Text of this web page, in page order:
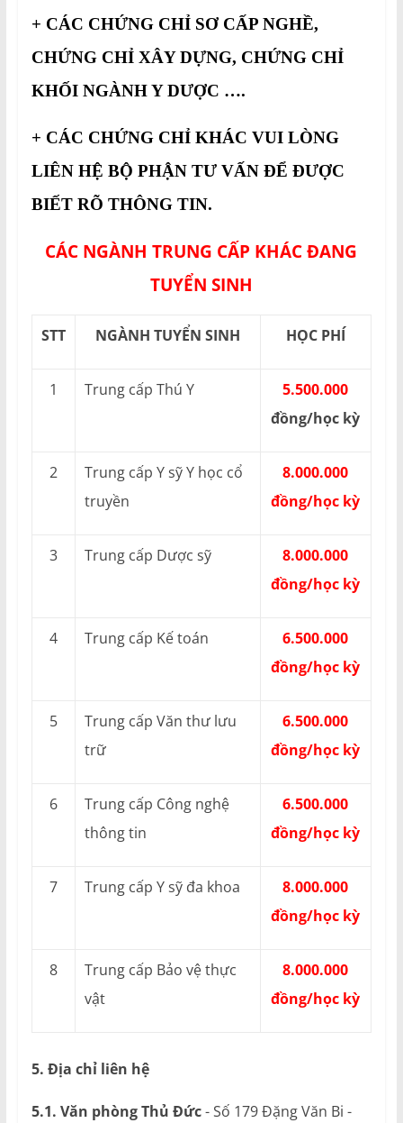
+ CÁC CHỨNG CHỈ SƠ CẤP NGHỀ,
CHỨNG CHỈ XÂY DỰNG, CHỨNG CHỈ
KHỐI NGÀNH Y DƯỢC ….
+ CÁC CHỨNG CHỈ KHÁC VUI LÒNG
LIÊN HỆ BỘ PHẬN TƯ VẤN ĐỂ ĐƯỢC
BIẾT RÕ THÔNG TIN.
CÁC NGÀNH TRUNG CẤP KHÁC ĐANG
TUYỂN SINH
STT NGÀNH TUYỂN SINH HỌC PHÍ
1 Trung cấp Thú Y
5.500.000
đồng/học kỳ
2
Trung cấp Y sỹ Y học cổ
truyền
8.000.000
đồng/học kỳ
3 Trung cấp Dược sỹ
8.000.000
đồng/học kỳ
4 Trung cấp Kế toán
6.500.000
đồng/học kỳ
5
Trung cấp Văn thư lưu
trữ
6.500.000
đồng/học kỳ
6
Trung cấp Công nghệ
thông tin
6.500.000
đồng/học kỳ
7 Trung cấp Y sỹ đa khoa
8.000.000
đồng/học kỳ
8
Trung cấp Bảo vệ thực
vật
8.000.000
đồng/học kỳ
5. Địa chỉ liên hệ
5.1. Văn phòng Thủ Đức- Số 179 Đặng Văn Bi -